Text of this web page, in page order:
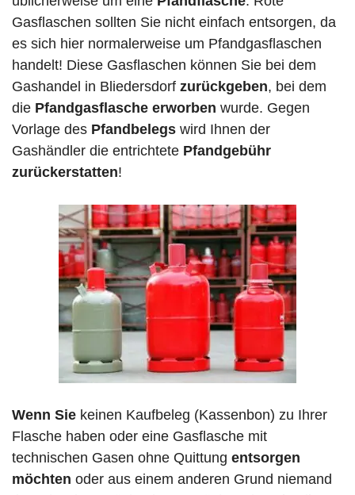
Gasflaschen sollten Sie nicht einfach entsorgen, da
es sich hier normalerweise um Pfandgasflaschen
handelt! Diese Gasflaschen können Sie bei dem
Gashandel in Bliedersdorf zurückgeben, bei dem
die Pfandgasflasche erworben wurde. Gegen
Vorlage des Pfandbelegs wird Ihnen der
Gashändler die entrichtete Pfandgebühr
zurückerstatten!
Wenn Sie keinen Kaufbeleg (Kassenbon) zu Ihrer
Flasche haben oder eine Gasflasche mit
technischen Gasen ohne Quittung entsorgen
möchten oder aus einem anderen Grund niemand